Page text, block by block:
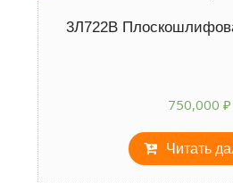
3Л722В
750,000₽
Читать